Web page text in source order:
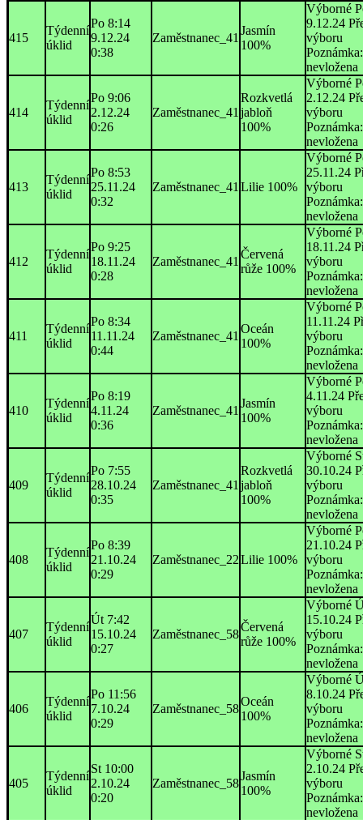
415
Týdenní
úklid
Po 8:14
9.12.24
0:38
Zaměstnanec_41
Jasmín
100%
Výborné
9.12.24
výboru
Poznámka:
nevložena
414
Týdenní
úklid
Po 9:06
2.12.24
0:26
Zaměstnanec_41
Rozkvetlá
jabloň
100%
Výborné
2.12.24
výboru
Poznámka:
nevložena
413
Týdenní
úklid
Po 8:53
25.11.24
0:32
Zaměstnanec_41 Lilie 100%
Výborné
25.11.24
výboru
Poznámka:
nevložena
412
Týdenní
úklid
Po 9:25
18.11.24
0:28
Zaměstnanec_41
Červená
růže 100%
Výborné
18.11.24
výboru
Poznámka:
nevložena
411
Týdenní
úklid
Po 8:34
11.11.24
0:44
Zaměstnanec_41
Oceán
100%
Výborné
11.11.24
výboru
Poznámka:
nevložena
410
Týdenní
úklid
Po 8:19
4.11.24
0:36
Zaměstnanec_41
Jasmín
100%
Výborné
4.11.24
výboru
Poznámka:
nevložena
409
Týdenní
úklid
Po 7:55
28.10.24
0:35
Zaměstnanec_41
Rozkvetlá
jabloň
100%
Výborné
30.10.24
výboru
Poznámka:
nevložena
408
Týdenní
úklid
Po 8:39
21.10.24
0:29
Zaměstnanec_22Lilie 100%
Výborné
21.10.24
výboru
Poznámka:
nevložena
407
Týdenní
úklid
Út 7:42
15.10.24
0:27
Zaměstnanec_58
Červená
růže 100%
Výborné
15.10.24
výboru
Poznámka:
nevložena
406
Týdenní
úklid
Po 11:56
7.10.24
0:29
Zaměstnanec_58
Oceán
100%
Výborné
8.10.24
výboru
Poznámka:
nevložena
405
Týdenní
úklid
St 10:00
2.10.24
0:20
Zaměstnanec_58
Jasmín
100%
Výborné
2.10.24
výboru
Poznámka:
nevložena